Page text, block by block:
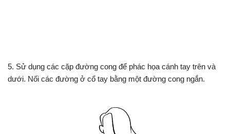
5. Sử dụng các cặp đường cong để phác họa cánh tay trên và
dưới. Nối các đường ở cổ tay bằng một đường cong ngắn.